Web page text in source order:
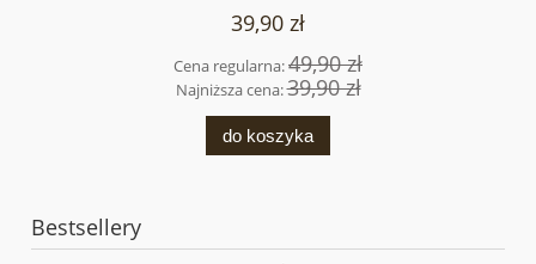
39,90 zł
Cena regularna:49,90 zł
Najniższa cena:39,90 zł
do koszyka
Bestsellery